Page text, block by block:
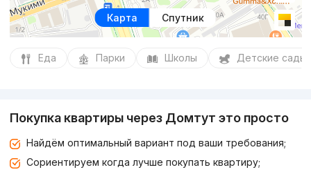
Карта Спутник
Еда Парки Школы Детские сады
Покупка квартиры через Домтут это просто
Найдём оптимальный вариант под ваши требования;
Сориентируем когда лучше покупать квартиру;